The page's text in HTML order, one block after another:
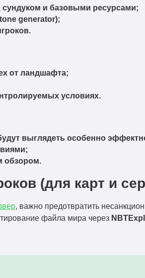
и базовыми ресурсами;
generator);
от ландшафта;
условиях.
выглядеть особенно
обзором.
(для карт и
, важно предотвратить
файла мира через